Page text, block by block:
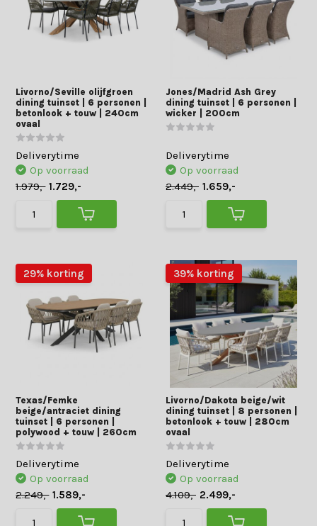
Livorno/Seville olijfgroen
dining tuinset | 6 personen |
betonlook + touw | 240cm
ovaal
Deliverytime
Op voorraad
1.979,- 1.729,-
Jones/Madrid Ash Grey
dining tuinset | 6 personen |
wicker | 200cm
Deliverytime
Op voorraad
2.449,- 1.659,-
29% korting
Texas/Femke
beige/antraciet dining
tuinset | 6 personen |
polywood + touw | 260cm
Deliverytime
Op voorraad
2.249,- 1.589,-
39% korting
Livorno/Dakota beige/wit
dining tuinset | 8 personen |
betonlook + touw | 280cm
ovaal
Deliverytime
Op voorraad
4.109,- 2.499,-